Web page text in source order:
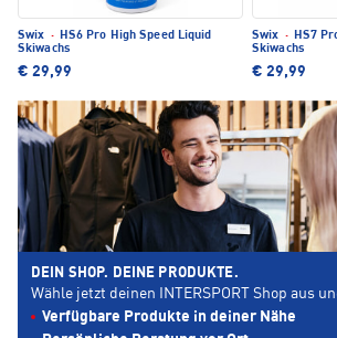
Swix ·
HS6 Pro High Speed Liquid
Skiwachs
€ 29,99
Swix ·
HS7
Skiwachs
€ 29,99
DEIN SHOP. DEINE PRODUKTE.
Wähle jetzt deinen INTERSPORT Shop aus
Verfügbare Produkte in deiner Nähe